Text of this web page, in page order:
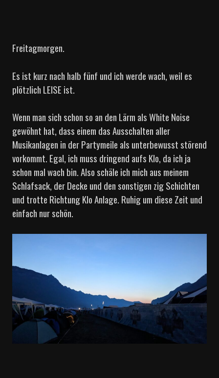
Freitagmorgen.
Es ist kurz nach halb fünf und ich werde wach, weil es
plötzlich LEISE ist.
Wenn man sich schon so an den Lärm als White Noise
gewöhnt hat, dass einem das Ausschalten aller
Musikanlagen in der Partymeile als unterbewusst störend
vorkommt. Egal, ich muss dringend aufs Klo, da ich ja
schon mal wach bin. Also schäle ich mich aus meinem
Schlafsack, der Decke und den sonstigen zig Schichten
und trotte Richtung Klo Anlage. Ruhig um diese Zeit und
einfach nur schön.